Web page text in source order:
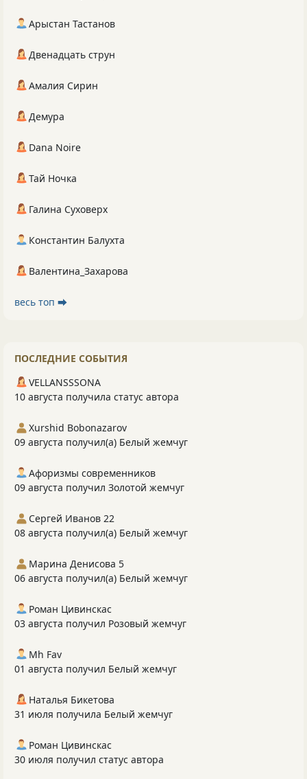
Арыстан Тастанов
Двенадцать струн
Амалия Сирин
Демура
Dana Noire
Тай Ночка
Галина Суховерх
Константин Балухта
Валентина_Захарова
весь топ ⮕
ПОСЛЕДНИЕ СОБЫТИЯ
VELLANSSSONA
10 августа получила статус автора
Xurshid Bobonazarov
09 августа получил(а) Белый жемчуг
Афоризмы современников
09 августа получил Золотой жемчуг
Сергей Иванов 22
08 августа получил(а) Белый жемчуг
Марина Денисова 5
06 августа получил(а) Белый жемчуг
Роман Цивинскас
03 августа получил Розовый жемчуг
Mh Fav
01 августа получил Белый жемчуг
Наталья Бикетова
31 июля получила Белый жемчуг
Роман Цивинскас
30 июля получил статус автора